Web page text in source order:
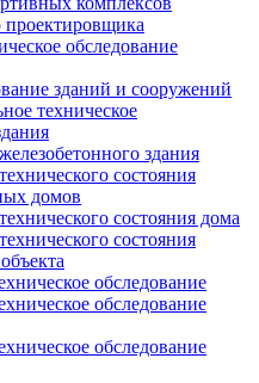
проектировщика
обследование
зданий и сооружений
техническое
здания
состояния
домов
состояния дома
состояния
обследование
обследование
обследование